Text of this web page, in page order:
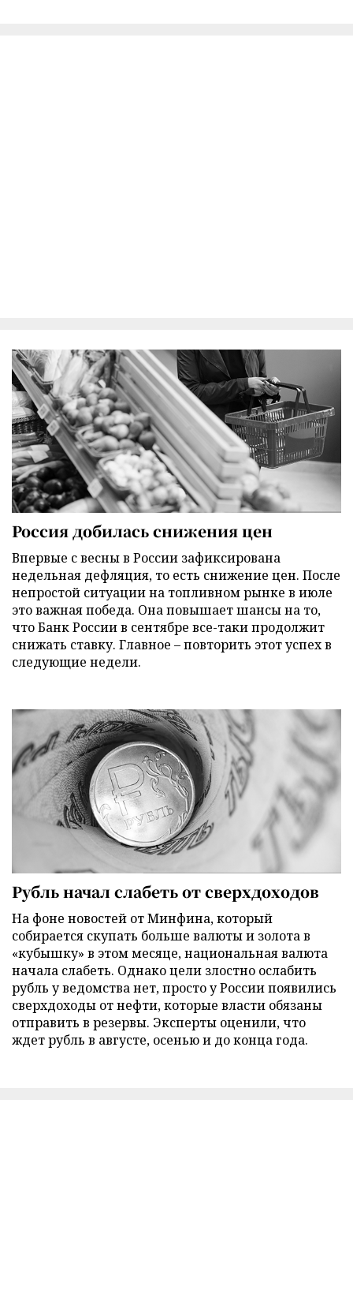
Россия добилась снижения цен
Впервые с весны в России зафиксирована
недельная дефляция, то есть снижение цен. После
непростой ситуации на топливном рынке в июле
это важная победа. Она повышает шансы на то,
что Банк России в сентябре все-таки продолжит
снижать ставку. Главное – повторить этот успех в
следующие недели.
Рубль начал слабеть от сверхдоходов
На фоне новостей от Минфина, который
собирается скупать больше валюты и золота в
«кубышку» в этом месяце, национальная валюта
начала слабеть. Однако цели злостно ослабить
рубль у ведомства нет, просто у России появились
сверхдоходы от нефти, которые власти обязаны
отправить в резервы. Эксперты оценили, что
ждет рубль в августе, осенью и до конца года.